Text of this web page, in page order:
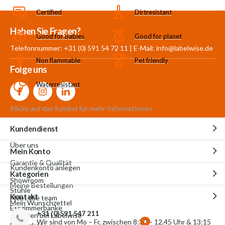
Certified Dirtresistant
Good for babies Good for planet
Non flammable Pet friendly
Waterresistant
Klicke auf das Symbol für mehr Informationen
Mehr als 30.000
Produkte auf Lager
700 m²
Showroom
eigener Produktion
Haben Sie Fragen?
Telefonnummer: +31 (0) 591 54 72 11 | E-Mail: info@labelwise.de
Folge uns
Kundendienst
Über uns
Garantie & Qualität
Showroom
Meet the team
Arbeiten bei Labelwise
Mein Konto
Kundenkonto anlegen
Meine Bestellungen
Mein Wunschzettel
Kategorien
Stühle
Esszimmerbänke
Kontakt
+31 (0)591 547 211
Wir sind von Mo – Fr, zwischen 8:30 – 12.45 Uhr & 13:15